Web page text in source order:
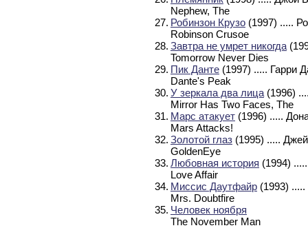
Nephew, The
27. Робинзон Крузо (1997) .....
Robinson Crusoe
28. Завтра не умрет никогда
Tomorrow Never Dies
29. Пик Данте (1997) ..... Гарри
Dante's Peak
30. У зеркала два лица (1996)
Mirror Has Two Faces, The
31. Марс атакует (1996) .....
Mars Attacks!
32. Золотой глаз (1995) .....
GoldenEye
33. Любовная история (1994)
Love Affair
34. Миссис Даутфайр (1993)
Mrs. Doubtfire
35. Человек ноября
The November Man